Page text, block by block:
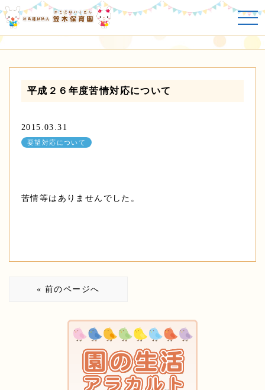
要望対応について
平成２６年度苦情対応について
2015.03.31
要望対応について
苦情等はありませんでした。
« 前のページへ